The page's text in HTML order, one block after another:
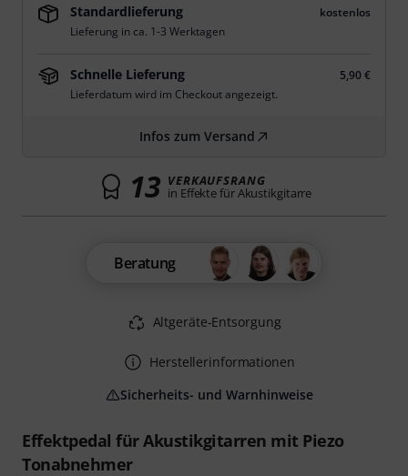
Effektpedal für Akustikgitarren mit Piezo
Tonabnehmer
Standardlieferung
kostenlos
Lieferung in ca. 1-3 Werktagen
Schnelle Lieferung
5,90 €
Lieferdatum wird im Checkout angezeigt.
Infos zum Versand
13 VERKAUFSRANG
in Effekte für Akustikgitarre
Beratung
Altgeräte-Entsorgung
Herstellerinformationen
Sicherheits- und Warnhinweise